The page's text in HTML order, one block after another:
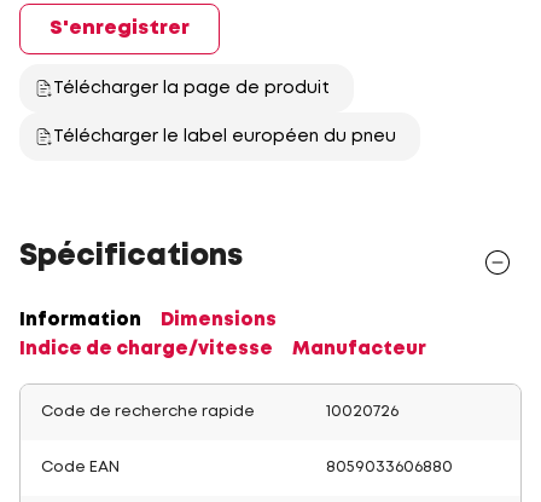
S'enregistrer
Télécharger la page de produit
Télécharger le label européen du pneu
Spécifications
Information
Dimensions
Indice de charge/vitesse
Manufacteur
Code de recherche rapide 10020726
Code EAN 8059033606880